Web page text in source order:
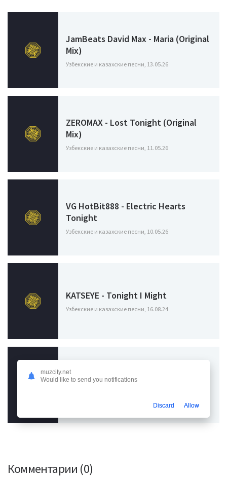
JamBeats David Max - Maria (Original
Mix)
Узбекские и казахские песни, 13.05.26
ZEROMAX - Lost Tonight (Original
Mix)
Узбекские и казахские песни, 11.05.26
VG HotBit888 - Electric Hearts
Tonight
Узбекские и казахские песни, 10.05.26
KATSEYE - Tonight I Might
Узбекские и казахские песни, 16.08.24
Лада Дэнс - Baby tonight я baby
tonight
Комментарии (0)
muzcity.net
Would like to send you notifications
Discard Allow